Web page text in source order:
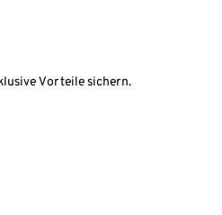
Vorteile sichern.